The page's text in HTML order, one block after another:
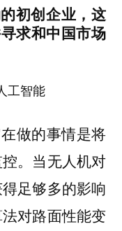
初创企业，这
求和中国市场
智能
做的事情是将
。当无人机对
足够多的影响
对路面性能变